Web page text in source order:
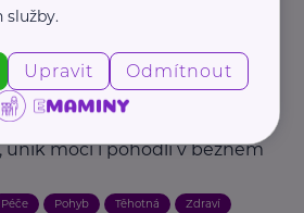
se doma moc nemluví:
únik moči i pohodlí v běžném
Péče Pohyb Těhotná Zdraví
služby.
Upravit Odmítnout